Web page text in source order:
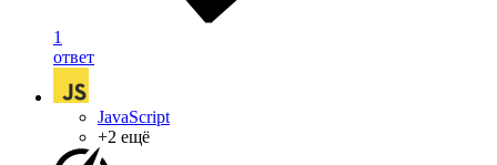
1
ответ
JavaScript
+2 ещё